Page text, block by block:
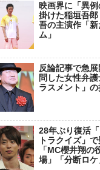
映画界に「異
掛けた稲垣吾
吾の主演作「
ム」
反論記事で急
問した女性弁
ラスメント」
28年ぶり復活
トラクイズ」
「MC櫻井翔の
場」「分断ロケ